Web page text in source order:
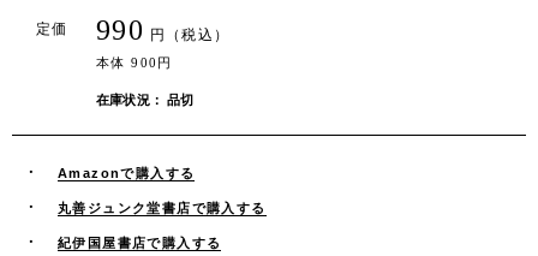
定価 990 円（税込）
本体 900円
在庫状況： 品切
Amazonで購入する
丸善ジュンク堂書店で購入する
紀伊国屋書店で購入する